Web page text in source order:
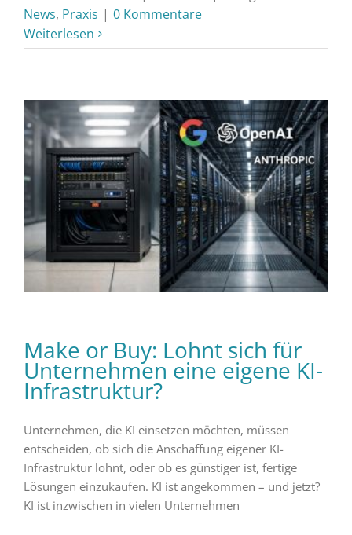
News, Praxis | 0 Kommentare
Weiterlesen
Make or Buy: Lohnt sich für
Unternehmen eine eigene KI-
Infrastruktur?
Unternehmen, die KI einsetzen möchten, müssen
entscheiden, ob sich die Anschaffung eigener KI-
Infrastruktur lohnt, oder ob es günstiger ist, fertige
Lösungen einzukaufen. KI ist angekommen – und jetzt?
KI ist inzwischen in vielen Unternehmen